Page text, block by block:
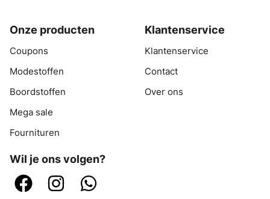
Onze producten
Coupons
Modestoffen
Boordstoffen
Mega sale
Fournituren
Klantenservice
Klantenservice
Contact
Over ons
Wil je ons volgen?